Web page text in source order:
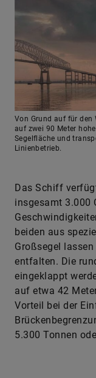
Von Grund auf für den
auf zwei 90 Meter
Segelfläche und
Linienbetrieb.
Das Schiff
insgesamt 3.000
beiden aus
Großsegel
entfalten. Die
eingeklappt
auf etwa 42
Vorteil bei der
5.300 Tonnen